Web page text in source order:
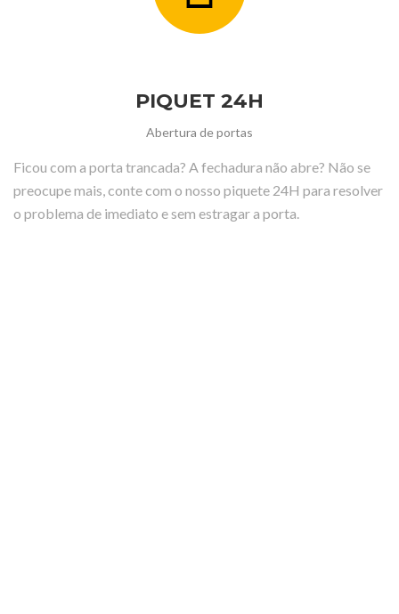
PIQUET 24H
Abertura de portas
Ficou com a porta trancada? A fechadura não abre? Não se
preocupe mais, conte com o nosso piquete 24H para resolver
o problema de imediato e sem estragar a porta.